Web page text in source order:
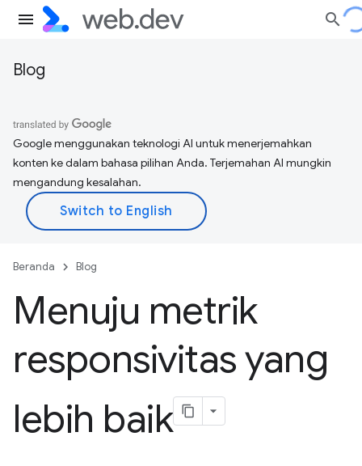
Blog
Google menggunakan teknologi AI untuk menerjemahkan
konten ke dalam bahasa pilihan Anda. Terjemahan AI mungkin
mengandung kesalahan.
Beranda Blog
Menuju metrik
responsivitas yang
lebih baik